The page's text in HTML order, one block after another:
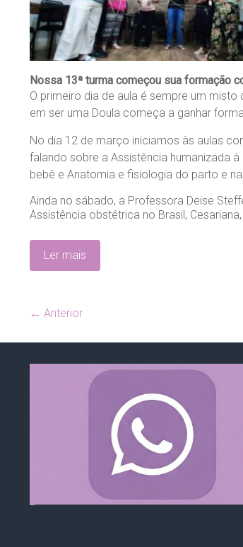
Nossa 13ª turma começou sua formação
O primeiro dia de aula é sempre um
em ser uma Doula começa a ganhar
No dia 12 de março iniciamos às aulas
falando sobre a Assistência humanizada
bebê e Anatomia e fisiologia do parto e
Ainda no sábado, a Professora Deise
Assistência obstétrica no Brasil,
Ler mais
← Anterior